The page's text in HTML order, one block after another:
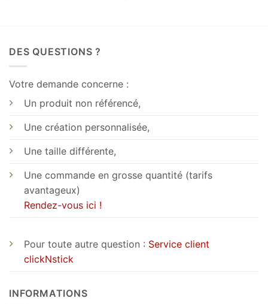
DES QUESTIONS ?
Votre demande concerne :
Un produit non référencé,
Une création personnalisée,
Une taille différente,
Une commande en grosse quantité (tarifs
avantageux)
Rendez-vous ici !
Pour toute autre question : Service client
clickNstick
INFORMATIONS